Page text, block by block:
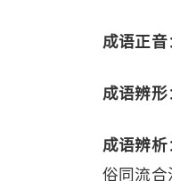
成语正音
成语辨形
成语辨析
俗同流